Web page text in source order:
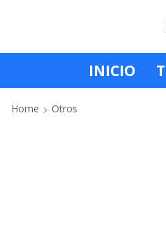
INICIO
Home Otros